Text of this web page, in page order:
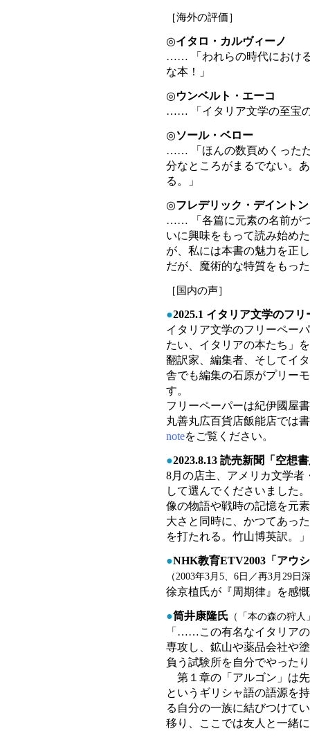
［海外の評価］
◎イタロ・カルヴィーノ
…… 「われらの時代におけ
な本！」
◎ウンベルト・エーコ
…… 「イタリア文学の至宝
◎ソール・ベロー
…… 「ほんの数頁めくった
分なところがまるでない。
る。」
◎フレデリック・デイントン
…… 「各篇に元素の名前が
いに興味をもって読み始め
が、私には本書の魅力を正
だが、魔術的な特質をもっ
［国内の声］
●2025.1 イタリア文学のフ
イタリア文学のフリーペー
たい、イタリアの本たち」
翻訳家、編集者、そしてイ
舎でも編集の石原がプリー
す。
フリーペーパーは紀伊國屋
丸善丸広百貨店飯能店では
noteをご覧ください。
●2023.8.13 読売新聞「空想
8月の店主、アメリカ文学者
して選んでくださいました
像の物語や戦時の記憶を元
大さと同時に、かつてあっ
を打たれる。竹山博英訳。」
●NHK教育ETV2003「アウ
（2003年3月5、6日／再3月29日
徐京植氏が『周期律』を感
●筒井康隆氏 （「本の森の狩
「……この有名なイタリア
専攻し、鉱山や薬品会社や
負う試験所を自分でやった
第１章の「アルゴン」は
というギリシャ語の語源を
る自分の一族に結びつけて
移り、ここでは友人と一緒